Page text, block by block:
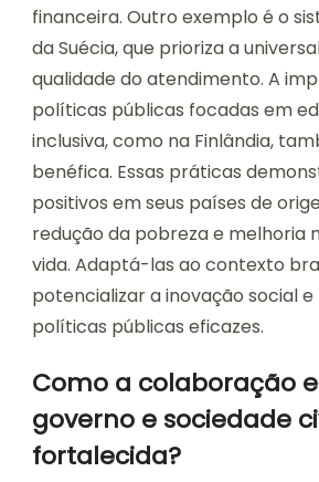
financeira. Outro exemplo é o
da Suécia, que prioriza a
qualidade do atendimento. A
políticas públicas focadas em
inclusiva, como na Finlândia,
benéfica. Essas práticas
positivos em seus países de
redução da pobreza e melhoria
vida. Adaptá-las ao contexto
potencializar a inovação social
políticas públicas eficazes.
Como a colaboração
governo e sociedade
fortalecida?